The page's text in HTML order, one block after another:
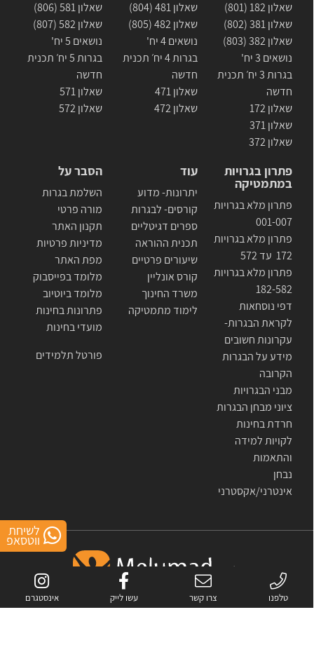
לשיחת
ווטסאפ
טלפנו צרו קשר עשו לייק אינסטגרם
שאלון 182 (801)
שאלון 381 (802)
שאלון 382 (803)
נושאים 3 יח'
בגרות 3 יח׳ תכנית
חדשה
שאלון 172
שאלון 371
שאלון 372
שאלון 481 (804)
שאלון 482 (805)
נושאים 4 יח'
בגרות 4 יח׳ תכנית
חדשה
שאלון 471
שאלון 472
שאלון 581 (806)
שאלון 582 (807)
נושאים 5 יח'
בגרות 5 יח׳ תכנית
חדשה
שאלון 571
שאלון 572
פתרון בגרויות
במתמטיקה
פתרון מלא בגרויות
001-007
פתרון מלא בגרויות
172 עד 572
פתרון מלא בגרויות
182-582
דפי נוסחאות
לקראת הבגרות-
עקרונות חשובים
מידע על הבגרות
הקרובה
מבני הבגרויות
ציוני מבחן הבגרות
חרדת בחינות
לקויות למידה
והתאמות
נבחן
אינטרני/אקסטרני
עוד
יתרונות- מדוע
קורסים- לבגרות
ספרים דגיטליים
תכנית ההוראה
שיעורים פרטיים
קורס אונליין
משרד החינוך
לימוד מתמטיקה
הסבר על
השלמת בגרות
מורה פרטי
תקנון האתר
מדיניות פרטיות
מפת האתר
מלומד בפייסבוק
מלומד ביוטיוב
פתרונות בחינות
מועדי בחינות
פורטל תלמידים
אתר זה מוגן באמצעות reCAPTCHA. מדיניות הפרטיותו-
כל
הזכויות שמורות לחברת מלומד- פתרונות לימוד מתקדמים בע"מ © 2007-2026